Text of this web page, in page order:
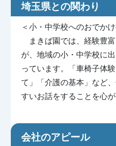
埼玉県との関わり
＜小・中学校へのおでか
まきば園では、経験豊
が、地域の小・中学校に
っています。「車椅子体
て」「介護の基本」など
すいお話をすることを心が
会社のアピール